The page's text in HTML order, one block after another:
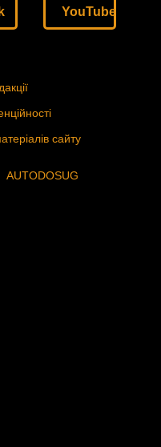
YouTube
сайту
AUTODOSUG